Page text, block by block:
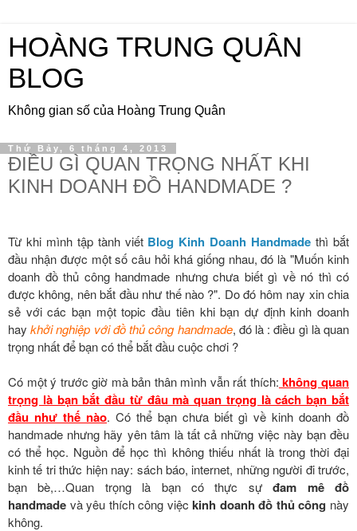
HOÀNG TRUNG QUÂN
BLOG
Không gian số của Hoàng Trung Quân
Thứ Bảy, 6 tháng 4, 2013
ĐIỀU GÌ QUAN TRỌNG NHẤT KHI
KINH DOANH ĐỒ HANDMADE ?
Từ khi mình tập tành viết Blog Kinh Doanh Handmade thì bắt
đầu nhận được một số câu hỏi khá giống nhau, đó là "Muốn kinh
doanh đồ thủ công handmade nhưng chưa biết gì về nó thì có
được không, nên bắt đầu như thế nào ?". Do đó hôm nay xin chia
sẻ với các bạn một topic đầu tiên khi bạn dự định kinh doanh
haykhởi nghiệp với đồ thủ công handmade, đó là : điều gì là quan
trọng nhất để bạn có thể bắt đầu cuộc chơi ?
Có một ý trước giờ mà bản thân mình vẫn rất thích: không quan
trọng là bạn bắt đầu từ đâu mà quan trọng là cách bạn bắt
đầu như thế nào. Có thể bạn chưa biết gì về kinh doanh đồ
handmade nhưng hãy yên tâm là tất cả những việc này bạn đều
có thể học. Nguồn để học thì không thiếu nhất là trong thời đại
kinh tế tri thức hiện nay: sách báo, internet, những người đi trước,
bạn bè,…Quan trọng là bạn có thực sựđam mê đồ
handmade và yêu thích công việckinh doanh đồ thủ công này
không.